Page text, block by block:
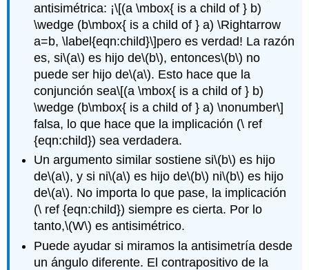
antisimétrica: ¡\[(a \mbox{ is a child of } b)
\wedge (b\mbox{ is a child of } a) \Rightarrow
a=b, \label{eqn:child}\]pero es verdad! La razón
es, si\(a\) es hijo de\(b\), entonces\(b\) no
puede ser hijo de\(a\). Esto hace que la
conjunción sea\[(a \mbox{ is a child of } b)
\wedge (b\mbox{ is a child of } a) \nonumber\]
falsa, lo que hace que la implicación (\ ref
{eqn:child}) sea verdadera.
Un argumento similar sostiene si\(b\) es hijo
de\(a\), y si ni\(a\) es hijo de\(b\) ni\(b\) es hijo
de\(a\). No importa lo que pase, la implicación
(\ ref {eqn:child}) siempre es cierta. Por lo
tanto,\(W\) es antisimétrico.
Puede ayudar si miramos la antisimetría desde
un ángulo diferente. El contrapositivo de la